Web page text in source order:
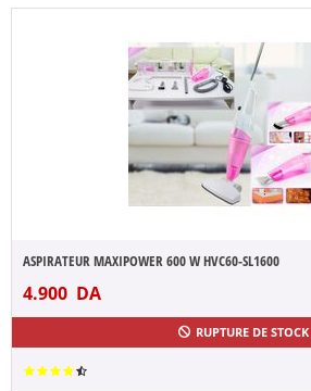
ASPIRATEUR MAXIPOWER 600 W HVC60-SL1600
4.900 DA
RUPTURE DE STOCK